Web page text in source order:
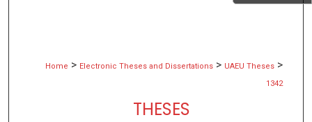
Home > Electronic Theses and Dissertations > UAEU Theses >
1342
THESES